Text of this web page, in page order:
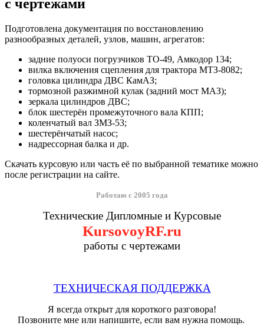
с чертежами
Подготовлена документация по восстановлению
разнообразных деталей, узлов, машин, агрегатов:
задние полуоси погрузчиков ТО-49, Амкодор 134;
вилка включения сцепления для трактора МТЗ-8082;
головка цилиндра ДВС КамАЗ;
тормозной разжимной кулак (задний мост МАЗ);
зеркала цилиндров ДВС;
блок шестерён промежуточного вала КПП;
коленчатый вал ЗМЗ-53;
шестерёнчатый насос;
надрессорная балка и др.
Скачать курсовую или часть её по выбранной тематике можно
после регистрации на сайте.
Работаю с 2005 года
Технические Дипломные и Курсовые
KursovoyRF.ru
работы с чертежами
ТЕХНИЧЕСКАЯ ПОДДЕРЖКА
Я всегда открыт для короткого разговора!
Позвоните мне или напишите, если вам нужна помощь.